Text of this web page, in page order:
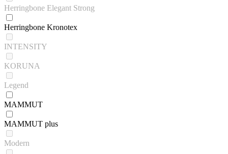
Herringbone Elegant Strong
Herringbone Kronotex
INTENSITY
KORUNA
Legend
MAMMUT
MAMMUT plus
Modern